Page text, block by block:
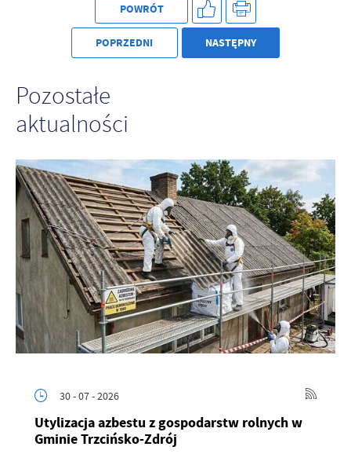
POWRÓT
POPRZEDNI NASTĘPNY
Pozostałe
aktualności
30 - 07 - 2026
Utylizacja azbestu z gospodarstw rolnych w
Gminie Trzcińsko-Zdrój